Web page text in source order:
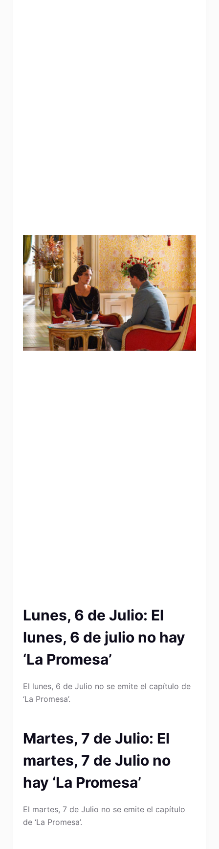
Lunes, 6 de Julio: El
lunes, 6 de julio no hay
‘La Promesa’
El lunes, 6 de Julio no se emite el capítulo de
‘La Promesa’.
Martes, 7 de Julio: El
martes, 7 de Julio no
hay ‘La Promesa’
El martes, 7 de Julio no se emite el capítulo
de ‘La Promesa’.